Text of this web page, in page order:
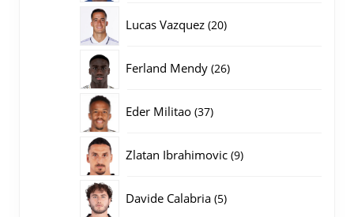
Lucas Vazquez 2020
Ferland Mendy 2626
Eder Militao 3737
Zlatan Ibrahimovic 99
Davide Calabria 55